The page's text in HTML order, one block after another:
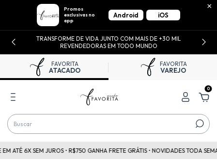
×
Promos
exclusivas no
app
Android iOS
TRANSFORME DE VIDA JUNTO COM MAIS DE +30 MIL
REVENDEDORAS EM TODO MUNDO
FAVORITA
ATACADO
FAVORITA
VAREJO
0
6X SEM JUROS • R$750 GANHA FRETE GRÁTIS • NOVIDADES TODA